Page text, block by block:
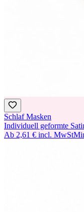
Schlaf Masken
Individuell geformte
Ab 2,61 € incl. MwSt